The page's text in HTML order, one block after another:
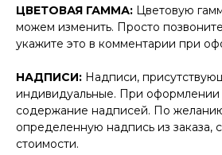
ЦВЕТОВАЯ ГАММА: Цветовую
можем изменить. Просто
укажите это в комментарии при
НАДПИСИ: Надписи,
индивидуальные. При оформлении
содержание надписей. По
определенную надпись из заказа,
стоимости.